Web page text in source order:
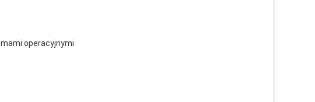
operacyjnymi